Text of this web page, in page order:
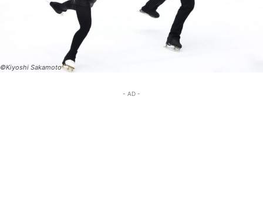
©Kiyoshi Sakamoto
- AD -